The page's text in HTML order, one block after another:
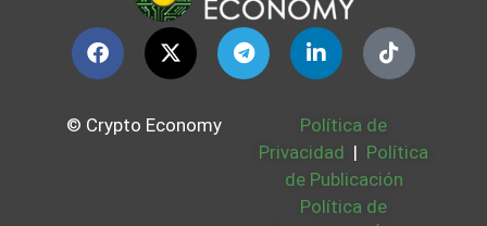
© Crypto Economy
Política de
Privacidad | Política
de Publicación
Política de